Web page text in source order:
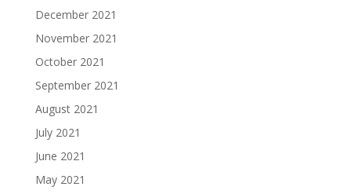
December 2021
November 2021
October 2021
September 2021
August 2021
July 2021
June 2021
May 2021